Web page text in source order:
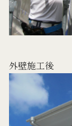
外壁施工後